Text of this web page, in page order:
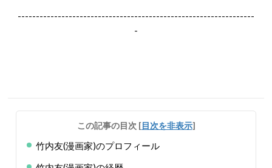
-----------------------------------------------------------------
-
この記事の目次 [目次を非表示]
竹内友(漫画家)のプロフィール